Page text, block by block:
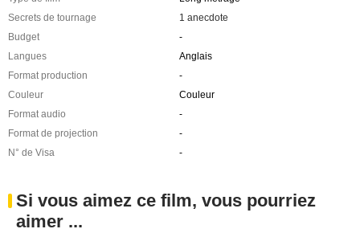
Secrets de tournage
1 anecdote
Budget
-
Langues
Anglais
Format production
-
Couleur
Couleur
Format audio
-
Format de projection
-
N° de Visa
-
Si vous aimez ce film, vous pourriez
aimer ...